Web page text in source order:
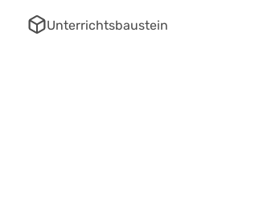
Unterrichtsbaustein